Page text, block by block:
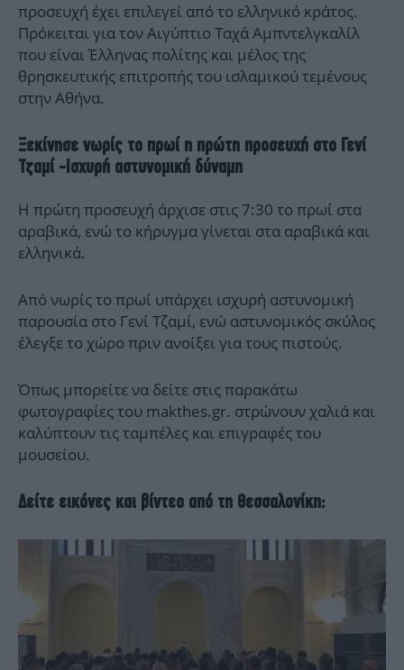
προσευχή έχει επιλεγεί από το ελληνικό κράτος.
Πρόκειται για τον Αιγύπτιο Ταχά Αμπντελγκαλίλ
που είναι Έλληνας πολίτης και μέλος της
θρησκευτικής επιτροπής του ισλαμικού τεμένους
στην Αθήνα.
Ξεκίνησε νωρίς το πρωί η πρώτη προσευχή στο Γενί
Τζαμί -Ισχυρή αστυνομική δύναμη
Η πρώτη προσευχή άρχισε στις 7:30 το πρωί στα
αραβικά, ενώ το κήρυγμα γίνεται στα αραβικά και
ελληνικά.
Από νωρίς το πρωί υπάρχει ισχυρή αστυνομική
παρουσία στο Γενί Τζαμί, ενώ αστυνομικός σκύλος
έλεγξε το χώρο πριν ανοίξει για τους πιστούς.
Όπως μπορείτε να δείτε στις παρακάτω
φωτογραφίες του makthes.gr. στρώνουν χαλιά και
καλύπτουν τις ταμπέλες και επιγραφές του
μουσείου.
Δείτε εικόνες και βίντεο από τη Θεσσαλονίκη: